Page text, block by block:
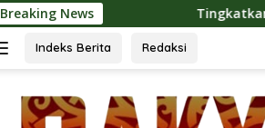
Breaking News
Tingkatkan Kualitas Pelayanan
Indeks Berita Redaksi